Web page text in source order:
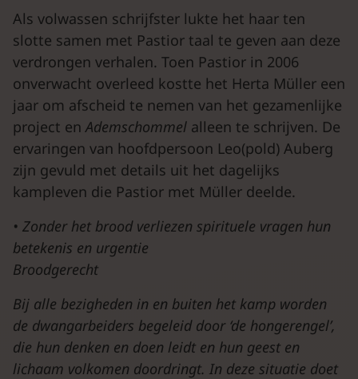
Als volwassen schrijfster lukte het haar ten
slotte samen met Pastior taal te geven aan deze
verdrongen verhalen. Toen Pastior in 2006
onverwacht overleed kostte het Herta Müller een
jaar om afscheid te nemen van het gezamenlijke
project enAdemschommel alleen te schrijven. De
ervaringen van hoofdpersoon Leo(pold) Auberg
zijn gevuld met details uit het dagelijks
kampleven die Pastior met Müller deelde.
• Zonder het brood verliezen spirituele vragen hun
betekenis en urgentie
Broodgerecht
Bij alle bezigheden in en buiten het kamp worden
de dwangarbeiders begeleid door ‘de hongerengel’,
die hun denken en doen leidt en hun geest en
lichaam volkomen doordringt. In deze situatie doet